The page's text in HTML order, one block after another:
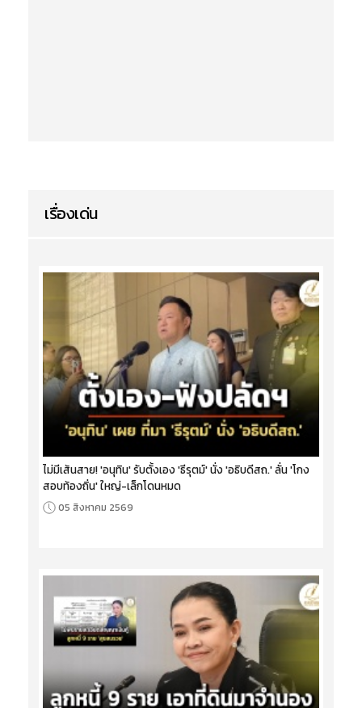
เรื่องเด่น
ไม่มีเส้นสาย! 'อนุทิน' รับตั้งเอง 'ธีรุตม์' นั่ง 'อธิบดีสถ.' ลั่น 'โกง
สอบท้องถิ่น' ใหญ่-เล็กโดนหมด
05 สิงหาคม 2569